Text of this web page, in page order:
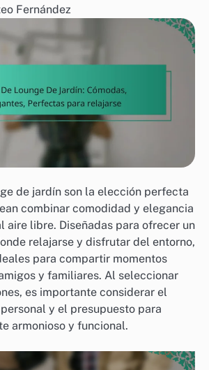
Fernández
de jardín son la elección perfecta
combinar comodidad y elegancia
aire libre. Diseñadas para ofrecer un
relajarse y disfrutar del entorno,
para compartir momentos
y familiares. Al seleccionar
es importante considerar el
y el presupuesto para
armonioso y funcional.